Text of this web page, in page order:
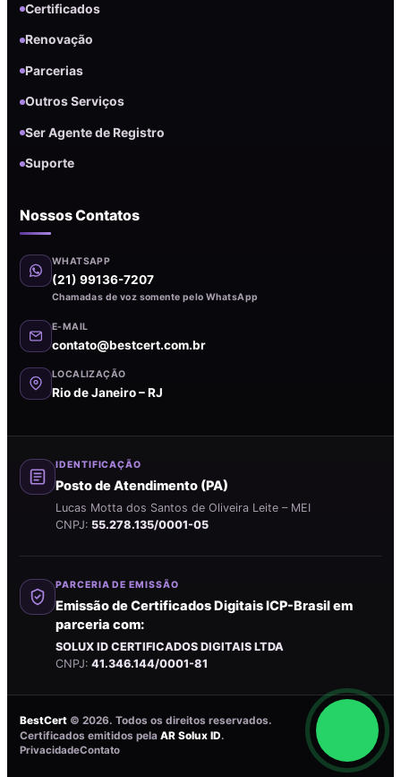
Certificados
Renovação
Parcerias
Outros Serviços
Ser Agente de Registro
Suporte
Nossos Contatos
WHATSAPP
(21) 99136-7207
Chamadas de voz somente pelo WhatsApp
E-MAIL
contato@bestcert.com.br
LOCALIZAÇÃO
Rio de Janeiro – RJ
IDENTIFICAÇÃO
Posto de Atendimento (PA)
Lucas Motta dos Santos de Oliveira Leite – MEI
CNPJ: 55.278.135/0001-05
PARCERIA DE EMISSÃO
Emissão de Certificados Digitais ICP-Brasil em
parceria com:
SOLUX ID CERTIFICADOS DIGITAIS LTDA
CNPJ: 41.346.144/0001-81
BestCert © 2026. Todos os direitos reservados.
Certificados emitidos pela AR Solux ID.
PrivacidadeContato